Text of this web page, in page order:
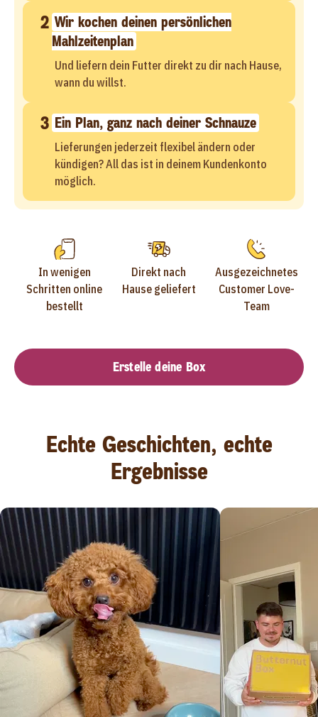
2 Wir kochen deinen persönlichen
Mahlzeitenplan
Und liefern dein Futter direkt zu dir nach Hause,
wann du willst.
3 Ein Plan, ganz nach deiner Schnauze
Lieferungen jederzeit flexibel ändern oder
kündigen? All das ist in deinem Kundenkonto
möglich.
In wenigen
Schritten online
bestellt
Direkt nach
Hause geliefert
Ausgezeichnetes
Customer Love-
Team
Erstelle deine Box
Echte Geschichten, echte
Ergebnisse